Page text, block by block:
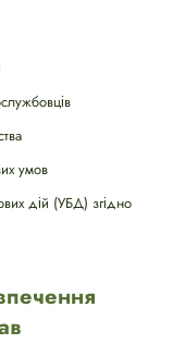
умов
дій (УБД) згідно